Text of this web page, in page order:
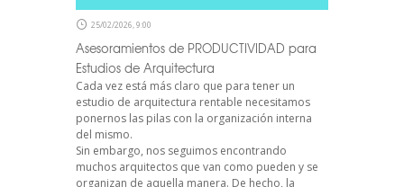
25/02/2026, 9:00
Asesoramientos de PRODUCTIVIDAD para
Estudios de Arquitectura
Cada vez está más claro que para tener un
estudio de arquitectura rentable necesitamos
ponernos las pilas con la organización interna
del mismo.
Sin embargo, nos seguimos encontrando
muchos arquitectos que van como pueden y se
organizan de aquella manera. De hecho, la